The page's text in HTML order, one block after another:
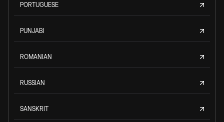
PORTUGUESE
PUNJABI
ROMANIAN
RUSSIAN
SANSKRIT